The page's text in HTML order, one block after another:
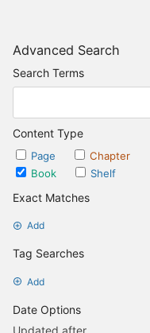
Advanced Search
Search Terms
Content Type
Page
Chapter
Book
Shelf
Exact Matches
Add
Tag Searches
Add
Date Options
Updated after